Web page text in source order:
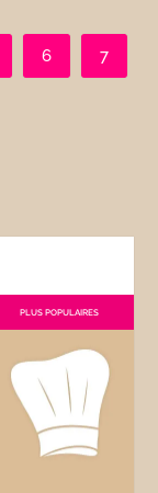
6 7
PLUS POPULAIRES